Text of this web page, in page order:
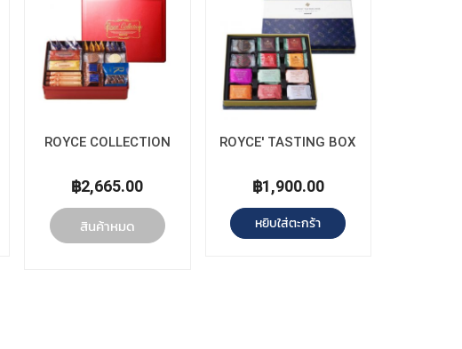
ROYCE COLLECTION
฿2,665.00
สินค้าหมด
ROYCE' TASTING BOX
฿1,900.00
หยิบใส่ตะกร้า